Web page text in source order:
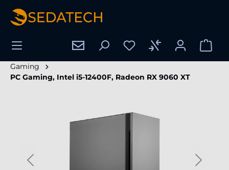
principale
Gaming
PC Gaming, Intel i5-12400F, Radeon RX 9060 XT